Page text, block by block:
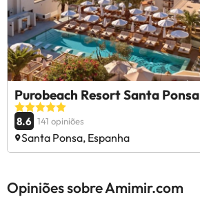
Purobeach Resort Santa Ponsa
8.6 141 opiniões
Santa Ponsa, Espanha
Opiniões sobre Amimir.com